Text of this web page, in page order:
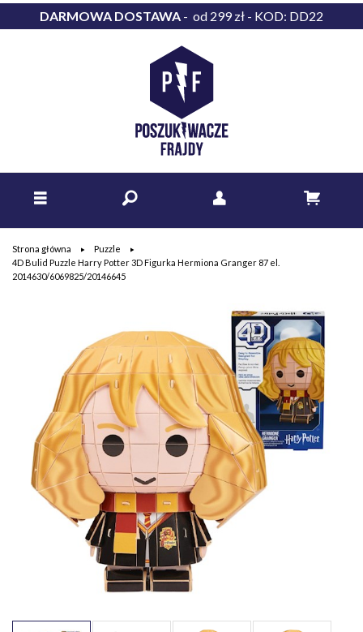
DARMOWA DOSTAWA - od 299 zł - KOD: DD22
Strona główna
Puzzle
4D Bulid Puzzle Harry Potter 3D Figurka Hermiona Granger 87 el.
2014630/6069825/20146645